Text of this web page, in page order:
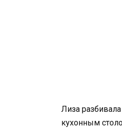
Лиза
кухонным